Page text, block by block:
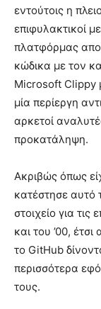
εντούτοις η
επιφυλακτικοί
πλατφόρμας
κώδικα με τον
Microsoft Clippy
μία περίεργη
αρκετοί
προκατάληψη.
Ακριβώς όπως
κατέστησε αυτό
στοιχείο για τις
και του ’00,
το GitHub
περισσότερα
τους.